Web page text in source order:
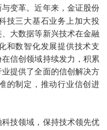
变革。近年来，金证股份
技三大基石业务上加大投
大数据等新兴技术在金融
和数智化发展提供技术支
信创领域持续发力，积累
提供了全面的信创解决方
的制定，推动行业信创进
技领域，保持技术领先优